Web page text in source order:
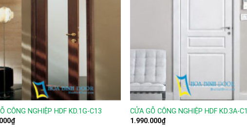
CÔNG NGHIỆP HDF KD.1G-C13
₫
CỬA GỖ CÔNG NGHIỆP HDF KD.3A-C1
1.990.000₫